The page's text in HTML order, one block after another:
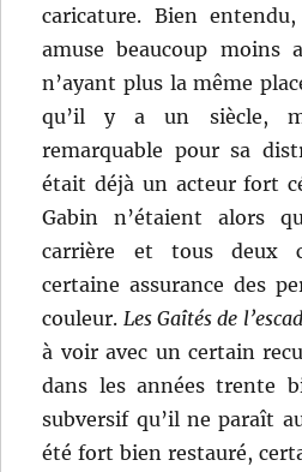
caricature. Bien
amuse beaucoup moins
n’ayant plus la même
qu’il y a un siècle,
remarquable pour sa
était déjà un acteur fort
Gabin n’étaient alors
carrière et tous deux
certaine assurance des
couleur. Les Gaîtés de
à voir avec un certain
dans les années trente
subversif qu’il ne paraît
été fort bien restauré,